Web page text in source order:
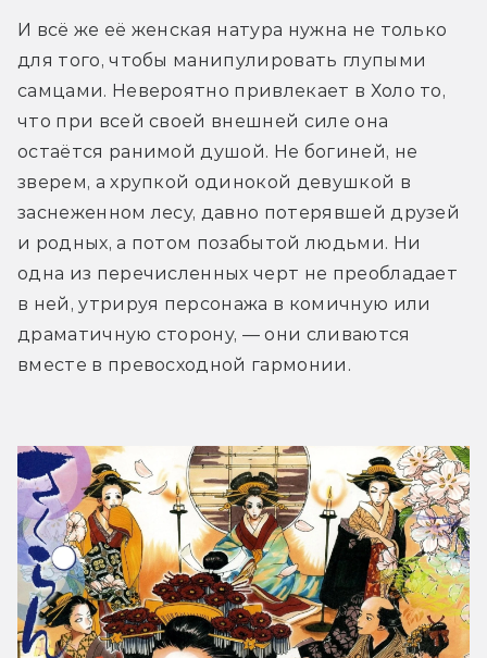
И всё же её женская натура нужна не только
для того, чтобы манипулировать глупыми
самцами. Невероятно привлекает в Холо то,
что при всей своей внешней силе она
остаётся ранимой душой. Не богиней, не
зверем, а хрупкой одинокой девушкой в
заснеженном лесу, давно потерявшей друзей
и родных, а потом позабытой людьми. Ни
одна из перечисленных черт не преобладает
в ней, утрируя персонажа в комичную или
драматичную сторону, — они сливаются
вместе в превосходной гармонии.